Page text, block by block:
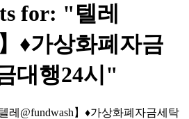
for: "텔레
♦가상화폐자금
대행24시"
레@fundwash】♦가상화폐자금세탁